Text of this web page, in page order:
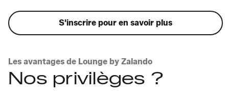
S'inscrire pour en savoir plus
Les avantages de Lounge by Zalando
Nos privilèges ?